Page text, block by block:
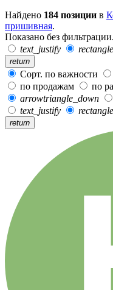
Найдено 184 позиции в
пришивная.
Показано без фильтрации.
text_justify
return
Сорт. по важности
по продажам
по
arrowtriangle_down
text_justify
return